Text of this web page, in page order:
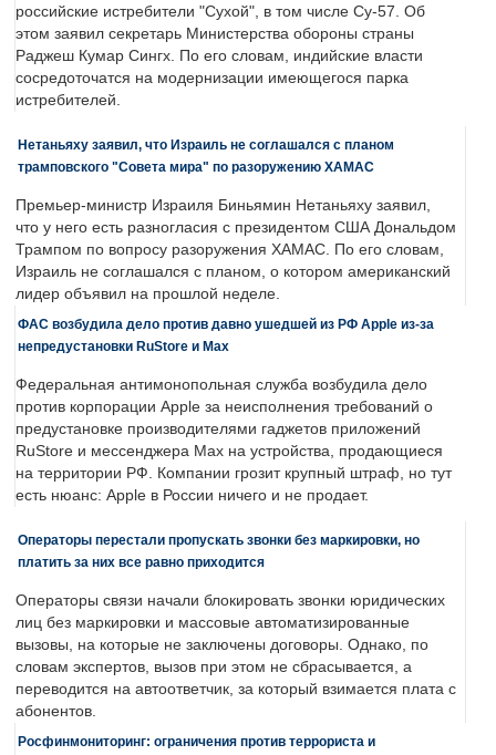
российские истребители "Сухой", в том числе Су-57. Об
этом заявил секретарь Министерства обороны страны
Раджеш Кумар Сингх. По его словам, индийские власти
сосредоточатся на модернизации имеющегося парка
истребителей.
Нетаньяху заявил, что Израиль не соглашался с планом
трамповского "Совета мира" по разоружению ХАМАС
Премьер-министр Израиля Биньямин Нетаньяху заявил,
что у него есть разногласия с президентом США Дональдом
Трампом по вопросу разоружения ХАМАС. По его словам,
Израиль не соглашался с планом, о котором американский
лидер объявил на прошлой неделе.
ФАС возбудила дело против давно ушедшей из РФ Apple из-за
непредустановки RuStore и Max
Федеральная антимонопольная служба возбудила дело
против корпорации Apple за неисполнения требований о
предустановке производителями гаджетов приложений
RuStore и мессенджера Max на устройства, продающиеся
на территории РФ. Компании грозит крупный штраф, но тут
есть нюанс: Apple в России ничего и не продает.
Операторы перестали пропускать звонки без маркировки, но
платить за них все равно приходится
Операторы связи начали блокировать звонки юридических
лиц без маркировки и массовые автоматизированные
вызовы, на которые не заключены договоры. Однако, по
словам экспертов, вызов при этом не сбрасывается, а
переводится на автоответчик, за который взимается плата с
абонентов.
Росфинмониторинг: ограничения против террориста и